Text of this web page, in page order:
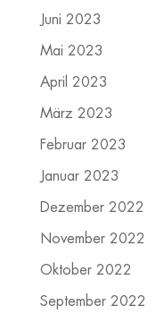
Juni 2023
Mai 2023
April 2023
März 2023
Februar 2023
Januar 2023
Dezember 2022
November 2022
Oktober 2022
September 2022